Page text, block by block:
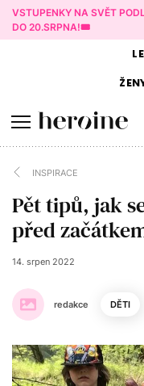
VSTUPENKY NA SVĚT
DO 20.SRPNA!🎟️
INSPIRACE
Pět tipů, jak
před
redakce
14. srpen 2022
DĚTI